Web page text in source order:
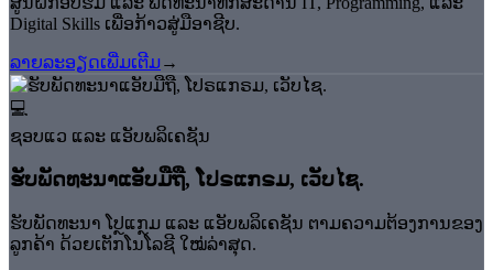
Digital Skills ເພື່ອກ້າວສູ່ມືອາຊີບ.
ລາຍລະອຽດເພີ່ມເຕີມ →
💻
ຊອບແວ ແລະ ແອັບພລິເຄຊັນ
⁠ຮັບພັດທະນາແອັບມືຖື, ໂປຣແກຣມ, ເວັບໄຊ.
ຮັບພັດທະນາ ໂປຼແກຼມ ແລະ ແອັບພລິເຄຊັນ ຕາມຄວາມຕ້ອງການຂອງ
ລູກຄ້າ ດ້ວຍເຕັກໂນໂລຊີ ໃໝ່ລ່າສຸດ.